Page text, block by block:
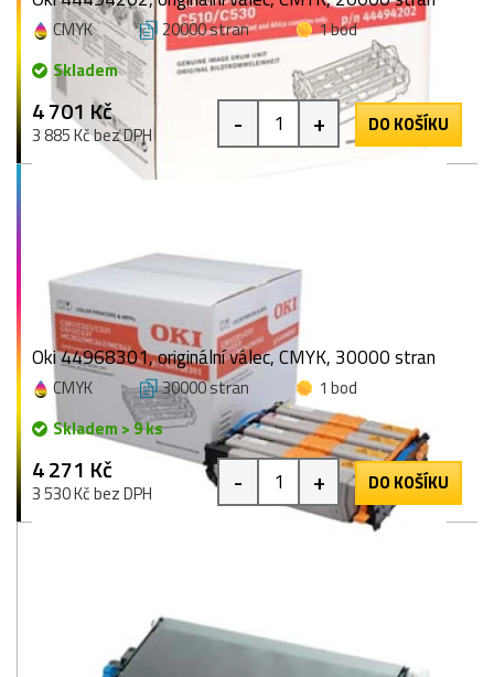
CMYK 20000 stran
1 bod
Skladem
4 701 Kč
3 885 Kč bez DPH - + DO KOŠÍKU
Oki 44968301, originální válec, CMYK, 30000 stran
CMYK 30000 stran
1 bod
Skladem > 9 ks
4 271 Kč
3 530 Kč bez DPH - + DO KOŠÍKU